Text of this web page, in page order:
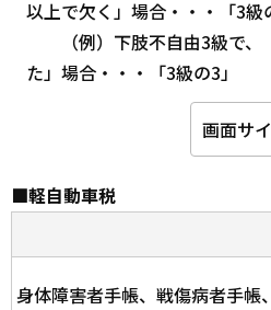
以上で欠く」場合・・・「3級
（例）下肢不自由3級で、
た」場合・・・「3級の3」
画面サ
■軽自動車税
身体障害者手帳、戦傷病者手